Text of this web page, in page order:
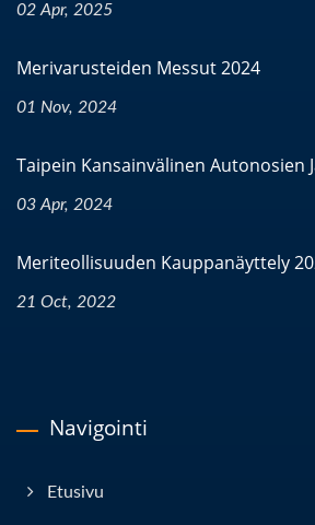
02 Apr, 2025
Merivarusteiden Messut 2024
01 Nov, 2024
Taipein Kansainvälinen Autonosien
03 Apr, 2024
Meriteollisuuden Kauppanäyttely
21 Oct, 2022
Navigointi
Etusivu